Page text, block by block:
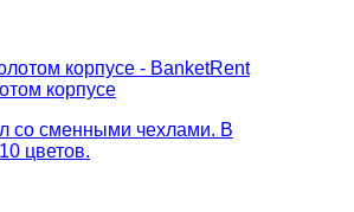
корпусе
со сменными чехлами. В
цветов.